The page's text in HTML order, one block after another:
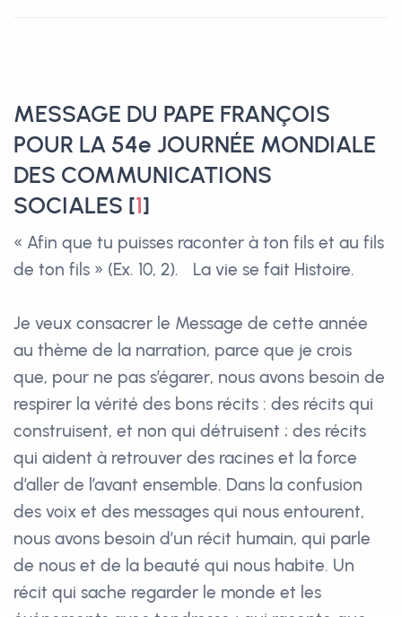
MESSAGE DU PAPE FRANÇOIS
POUR LA 54e JOURNÉE MONDIALE
DES COMMUNICATIONS
SOCIALES [1]
« Afin que tu puisses raconter à ton fils et au fils
de ton fils » (Ex. 10, 2). La vie se fait Histoire.
Je veux consacrer le Message de cette année
au thème de la narration, parce que je crois
que, pour ne pas s’égarer, nous avons besoin de
respirer la vérité des bons récits : des récits qui
construisent, et non qui détruisent ; des récits
qui aident à retrouver des racines et la force
d’aller de l’avant ensemble. Dans la confusion
des voix et des messages qui nous entourent,
nous avons besoin d’un récit humain, qui parle
de nous et de la beauté qui nous habite. Un
récit qui sache regarder le monde et les